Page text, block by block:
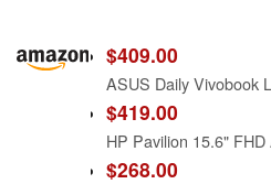
$409.00
$419.00
$268.00